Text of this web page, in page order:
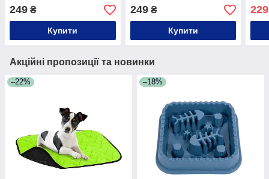
249 ₴
Купити
249₴
Купити
229
Акційні пропозиції та новинки
–22% –18%